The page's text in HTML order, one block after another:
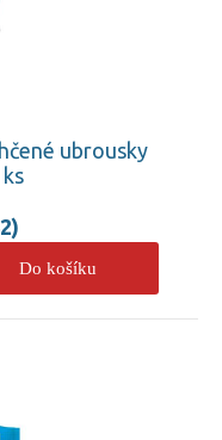
ubrousky
Do košíku